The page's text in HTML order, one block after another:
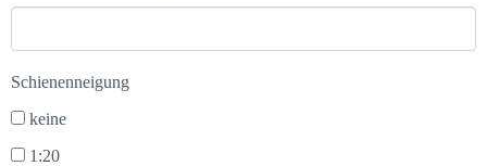
Schienenneigung
keine
1:20